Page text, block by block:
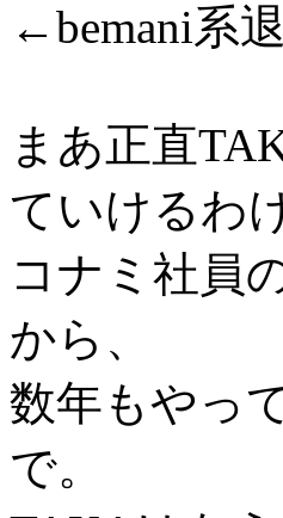
←bemani系
まあ正直
ていけるわ
コナミ社員
から、
数年もやっ
で。